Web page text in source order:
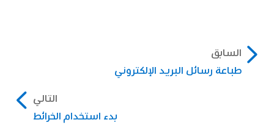
السابق
طباعة رسائل البريد الإلكتروني
التالي
بدء استخدام الخرائط